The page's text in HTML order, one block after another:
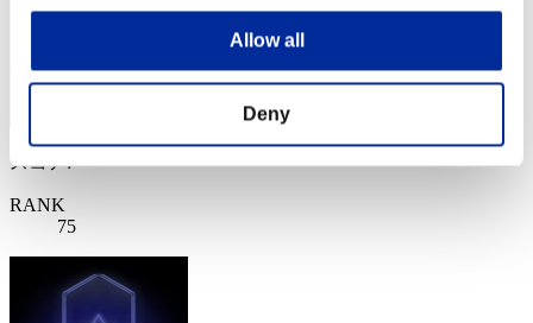
Allow all
Deny
スコア: -
RANK
75